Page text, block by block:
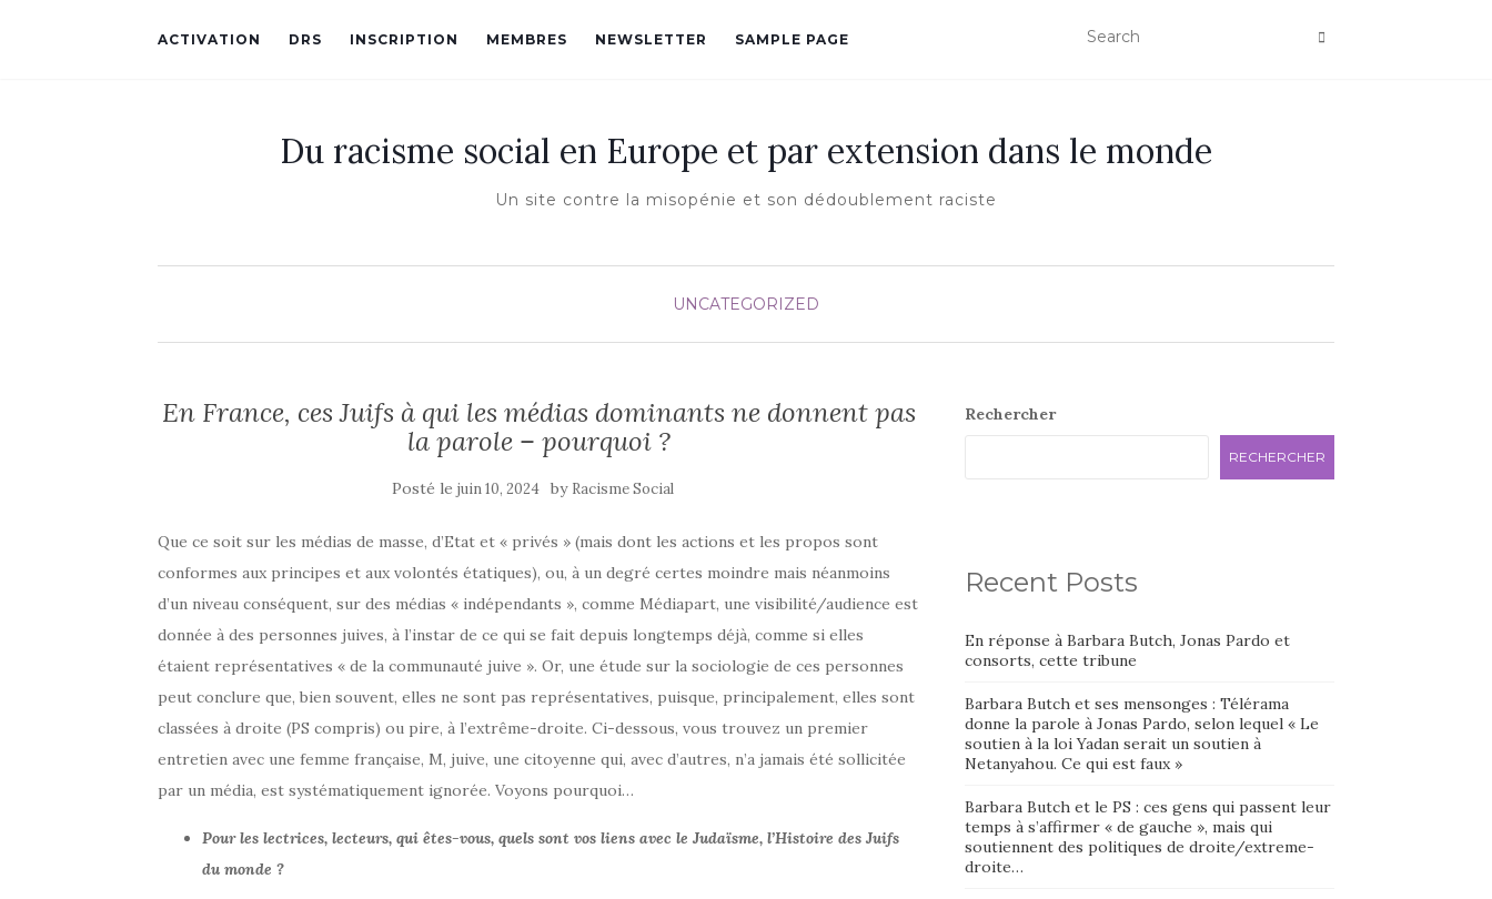
ACTIVATION DRS INSCRIPTION MEMBRES NEWSLETTER SAMPLE PAGE
Du racisme social en Europe et par extension dans le monde
Un site contre la misopénie et son dédoublement raciste
UNCATEGORIZED
En France, ces Juifs à qui les médias dominants ne donnent pas
la parole – pourquoi ?
Posté lejuin 10, 2024 by Racisme Social
Que ce soit sur les médias de masse, d’Etat et « privés » (mais dont les actions et les propos sont
conformes aux principes et aux volontés étatiques), ou, à un degré certes moindre mais néanmoins
d’un niveau conséquent, sur des médias « indépendants », comme Médiapart, une visibilité/audience est
donnée à des personnes juives, à l’instar de ce qui se fait depuis longtemps déjà, comme si elles
étaient représentatives « de la communauté juive ». Or, une étude sur la sociologie de ces personnes
peut conclure que, bien souvent, elles ne sont pas représentatives, puisque, principalement, elles sont
classées à droite (PS compris) ou pire, à l’extrême-droite. Ci-dessous, vous trouvez un premier
entretien avec une femme française, M, juive, une citoyenne qui, avec d’autres, n’a jamais été sollicitée
par un média, est systématiquement ignorée. Voyons pourquoi…
Pour les lectrices, lecteurs, qui êtes-vous, quels sont vos liens avec le Judaïsme, l’Histoire des Juifs
du monde ?
Rechercher
RECHERCHER
Recent Posts
En réponse à Barbara Butch, Jonas Pardo et
consorts, cette tribune
Barbara Butch et ses mensonges : Télérama
donne la parole à Jonas Pardo, selon lequel « Le
soutien à la loi Yadan serait un soutien à
Netanyahou. Ce qui est faux »
Barbara Butch et le PS : ces gens qui passent leur
temps à s’affirmer « de gauche », mais qui
soutiennent des politiques de droite/extreme-
droite…